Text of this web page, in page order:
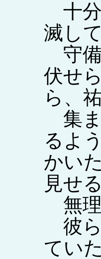
十分
滅し
守備
伏せ
ら、
集ま
るよ
かい
見せ
無理
彼ら
ていた